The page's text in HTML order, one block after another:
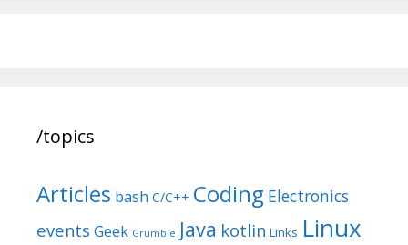
/topics
Articles bash C/C++ Coding Electronics
events Geek Grumble Java kotlin Links Linux